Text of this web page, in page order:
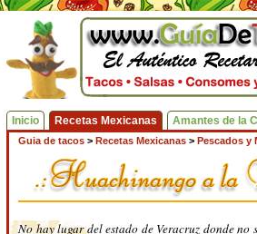
Inicio Recetas Mexicanas Amantes de la
Guia de tacos > Recetas Mexicanas > Pescados y
No hay lugar del estado de Veracruz donde